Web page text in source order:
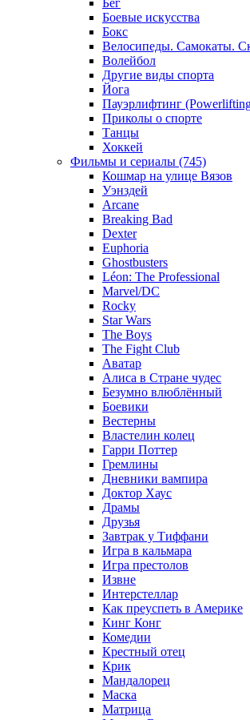
Бег
Боевые искусства
Бокс
Велосипеды. Самокаты.
Волейбол
Другие виды спорта
Йога
Пауэрлифтинг
Приколы о спорте
Танцы
Хоккей
Фильмы и сериалы (745)
Кошмар на улице Вязов
Уэнздей
Arcane
Breaking Bad
Dexter
Euphoria
Ghostbusters
Léon: The Professional
Marvel/DC
Rocky
Star Wars
The Boys
The Fight Club
Аватар
Алиса в Стране чудес
Безумно влюблённый
Боевики
Вестерны
Властелин колец
Гарри Поттер
Гремлины
Дневники вампира
Доктор Хаус
Драмы
Друзья
Завтрак у Тиффани
Игра в кальмара
Игра престолов
Извне
Интерстеллар
Как преуспеть в Америке
Кинг Конг
Комедии
Крестный отец
Крик
Мандалорец
Маска
Матрица